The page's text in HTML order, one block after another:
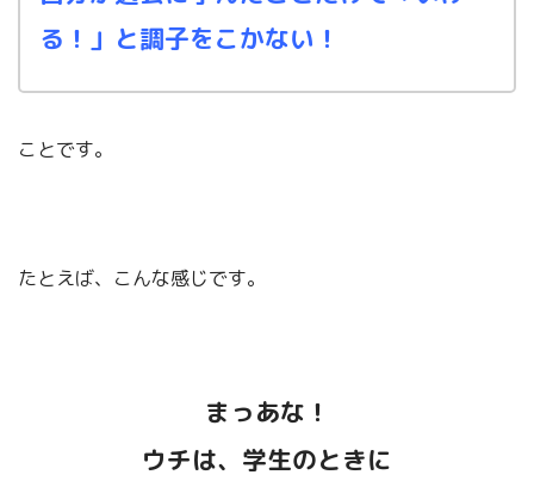
る！」と調子をこかない！
ことです。
たとえば、こんな感じです。
まっあな！
ウチは、学生のときに